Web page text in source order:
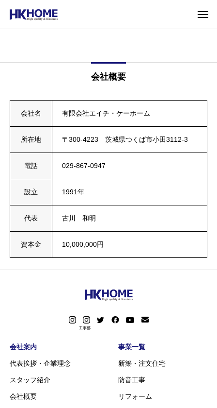
会社概要
会社名 有限会社エイチ・ケーホーム
所在地 〒300-4223 茨城県つくば市小田3112-3
電話 029-867-0947
設立 1991年
代表 古川 和明
資本金 10,000,000円
会社案内
代表挨拶・企業理念
スタッフ紹介
会社概要
事業一覧
新築・注文住宅
防音工事
リフォーム